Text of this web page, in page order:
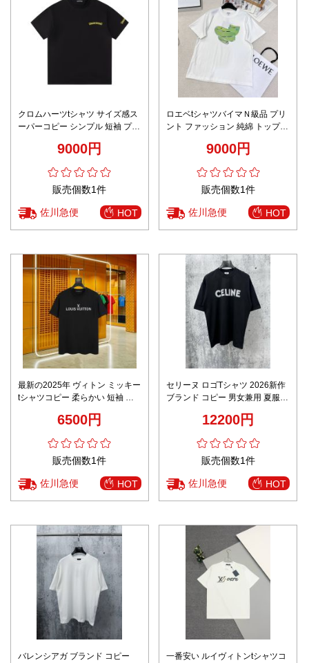
クロムハーツtシャツ サイズ感ス
ーパーコピー シンプル 短袖 プリ
9000円
販売個数1件
佐川急便 HOT
ロエベtシャツバイマＮ級品 プリ
ント ファッション 純綿 トップス
9000円
販売個数1件
佐川急便 HOT
最新の2025年 ヴィトン ミッキー
tシャツコピー 柔らかい 短袖 純
6500円
販売個数1件
佐川急便 HOT
セリーヌ ロゴTシャツ 2026新作
ブランド コピー 男女兼用 夏服
な縫製 レビュー高リピ率
12200円
販売個数1件
佐川急便 HOT
バレンシアガ ブランド コピー
一番安い ルイヴィトンtシャツコ